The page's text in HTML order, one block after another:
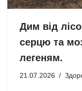
Дим від
серцю та
легеням.
21.07.2026